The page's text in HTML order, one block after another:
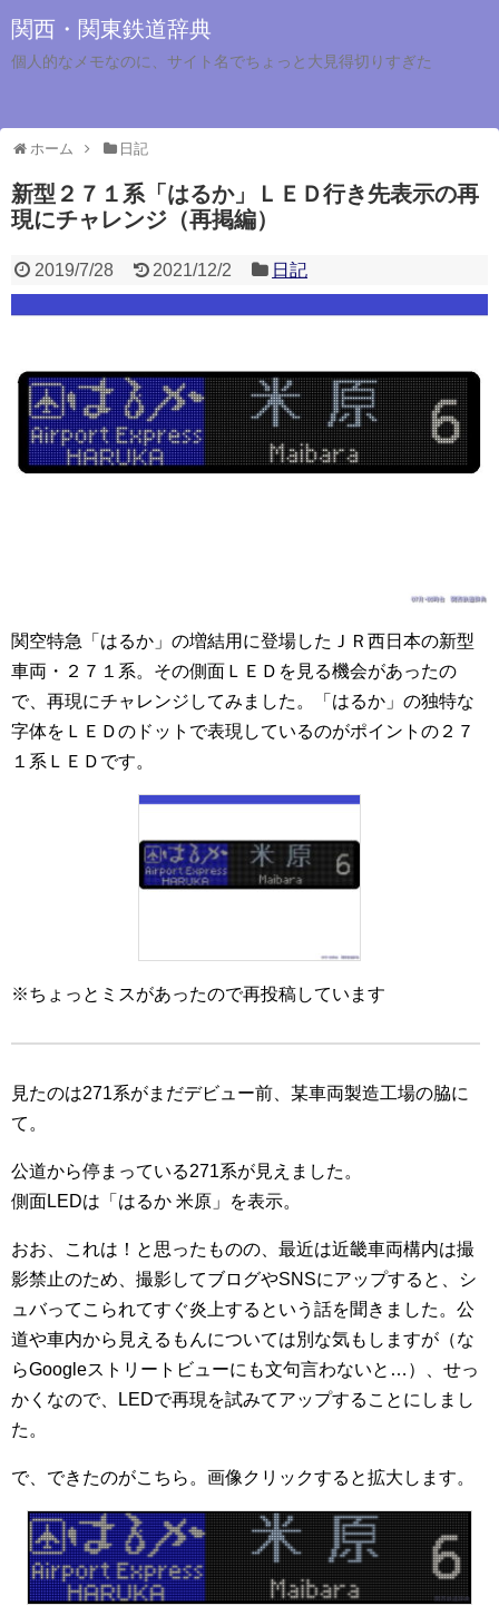
関西・関東鉄道辞典
個人的なメモなのに、サイト名でちょっと大見得切りすぎた
ホーム 日記
新型２７１系「はるか」ＬＥＤ行き先表示の再
現にチャレンジ（再掲編）
2019/7/28 2021/12/2 日記
関空特急「はるか」の増結用に登場したＪＲ西日本の新型
車両・２７１系。その側面ＬＥＤを見る機会があったの
で、再現にチャレンジしてみました。「はるか」の独特な
字体をＬＥＤのドットで表現しているのがポイントの２７
１系ＬＥＤです。
※ちょっとミスがあったので再投稿しています
見たのは271系がまだデビュー前、某車両製造工場の脇に
て。
公道から停まっている271系が見えました。
側面LEDは「はるか 米原」を表示。
おお、これは！と思ったものの、最近は近畿車両構内は撮
影禁止のため、撮影してブログやSNSにアップすると、シ
ュバってこられてすぐ炎上するという話を聞きました。公
道や車内から見えるもんについては別な気もしますが（な
らGoogleストリートビューにも文句言わないと…）、せっ
かくなので、LEDで再現を試みてアップすることにしまし
た。
で、できたのがこちら。画像クリックすると拡大します。